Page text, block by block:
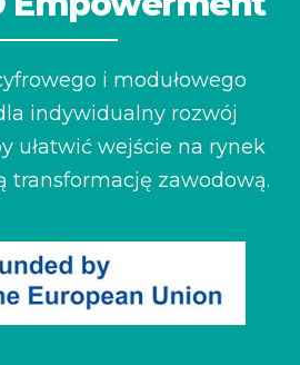
i modułowego
indywidualny rozwój
ułatwić wejście na rynek
transformację zawodową.